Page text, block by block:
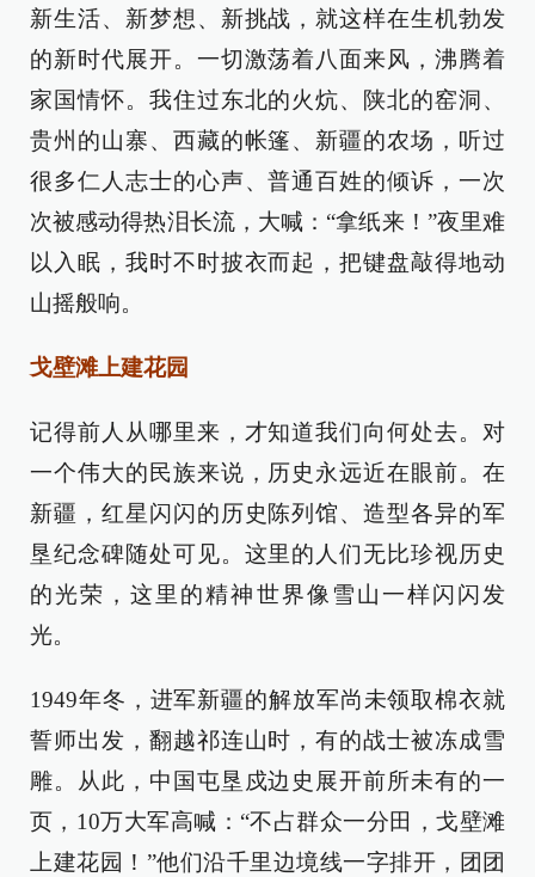
新生活、新梦想、新挑战，就这样在生机勃发
的新时代展开。一切激荡着八面来风，沸腾着
家国情怀。我住过东北的火炕、陕北的窑洞、
贵州的山寨、西藏的帐篷、新疆的农场，听过
很多仁人志士的心声、普通百姓的倾诉，一次
次被感动得热泪长流，大喊：“拿纸来！”夜里难
以入眠，我时不时披衣而起，把键盘敲得地动
山摇般响。
戈壁滩上建花园
记得前人从哪里来，才知道我们向何处去。对
一个伟大的民族来说，历史永远近在眼前。在
新疆，红星闪闪的历史陈列馆、造型各异的军
垦纪念碑随处可见。这里的人们无比珍视历史
的光荣，这里的精神世界像雪山一样闪闪发
光。
1949年冬，进军新疆的解放军尚未领取棉衣就
誓师出发，翻越祁连山时，有的战士被冻成雪
雕。从此，中国屯垦戍边史展开前所未有的一
页，10万大军高喊：“不占群众一分田，戈壁滩
上建花园！”他们沿千里边境线一字排开，团团